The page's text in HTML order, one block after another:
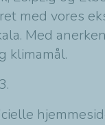
med vores
Med
klimamål.